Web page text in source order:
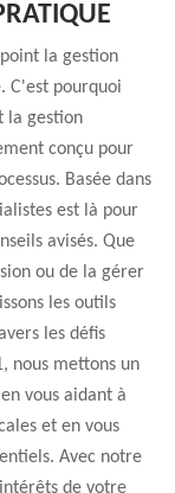
la gestion
C'est pourquoi
la gestion
conçu pour
Basée dans
est là pour
avisés. Que
ou de la gérer
les outils
les défis
nous mettons un
vous aidant à
et en vous
Avec notre
de votre